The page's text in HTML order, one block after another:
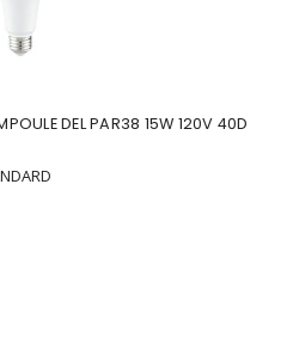
DEL PAR38 15W 120V 40D